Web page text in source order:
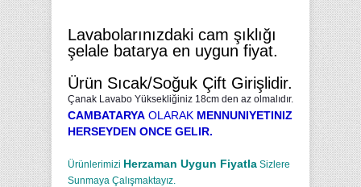
Lavabolarınızdaki cam şıklığı
şelale batarya en uygun fiyat.
Ürün Sıcak/Soğuk Çift Girişlidir.
Çanak Lavabo Yüksekliğiniz 18cm den az olmalıdır.
CAMBATARYA OLARAK MENNUNIYETINIZ
HERSEYDEN ONCE GELIR.
Ürünlerimizi Herzaman Uygun Fiyatla Sizlere
Sunmaya Çalışmaktayız.